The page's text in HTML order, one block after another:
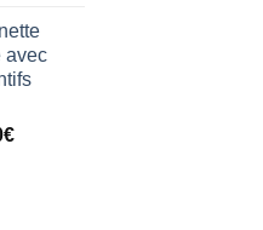
actuel
est :
19,00€.
avec
€Le